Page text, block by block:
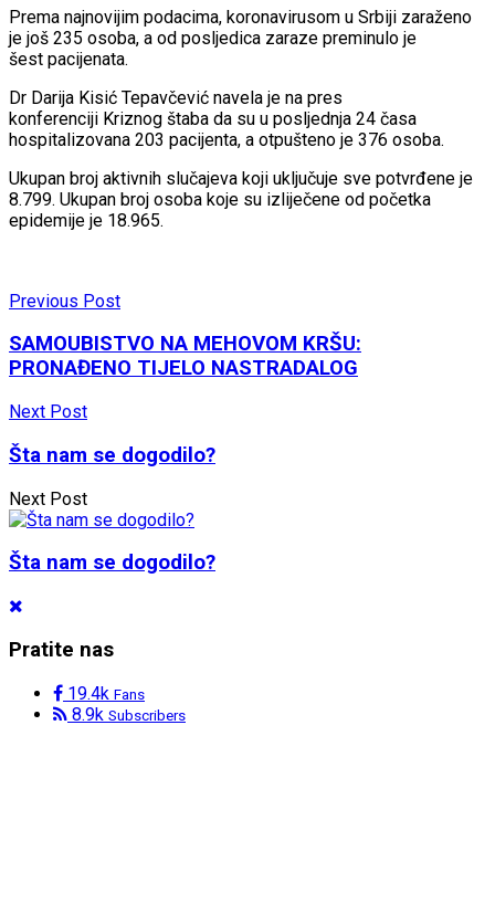
Prema najnovijim podacima, koronavirusom u Srbiji zaraženo
je još 235 osoba, a od posljedica zaraze preminulo je
šest pacijenata.
Dr Darija Kisić Tepavčević navela je na pres
konferenciji Kriznog štaba da su u posljednja 24 časa
hospitalizovana 203 pacijenta, a otpušteno je 376 osoba.
Ukupan broj aktivnih slučajeva koji uključuje sve potvrđene je
8.799. Ukupan broj osoba koje su izliječene od početka
epidemije je 18.965.
Previous Post
SAMOUBISTVO NA MEHOVOM KRŠU:
PRONAĐENO TIJELO NASTRADALOG
Next Post
Šta nam se dogodilo?
Next Post
Šta nam se dogodilo?
Pratite nas
19.4k Fans
8.9k Subscribers